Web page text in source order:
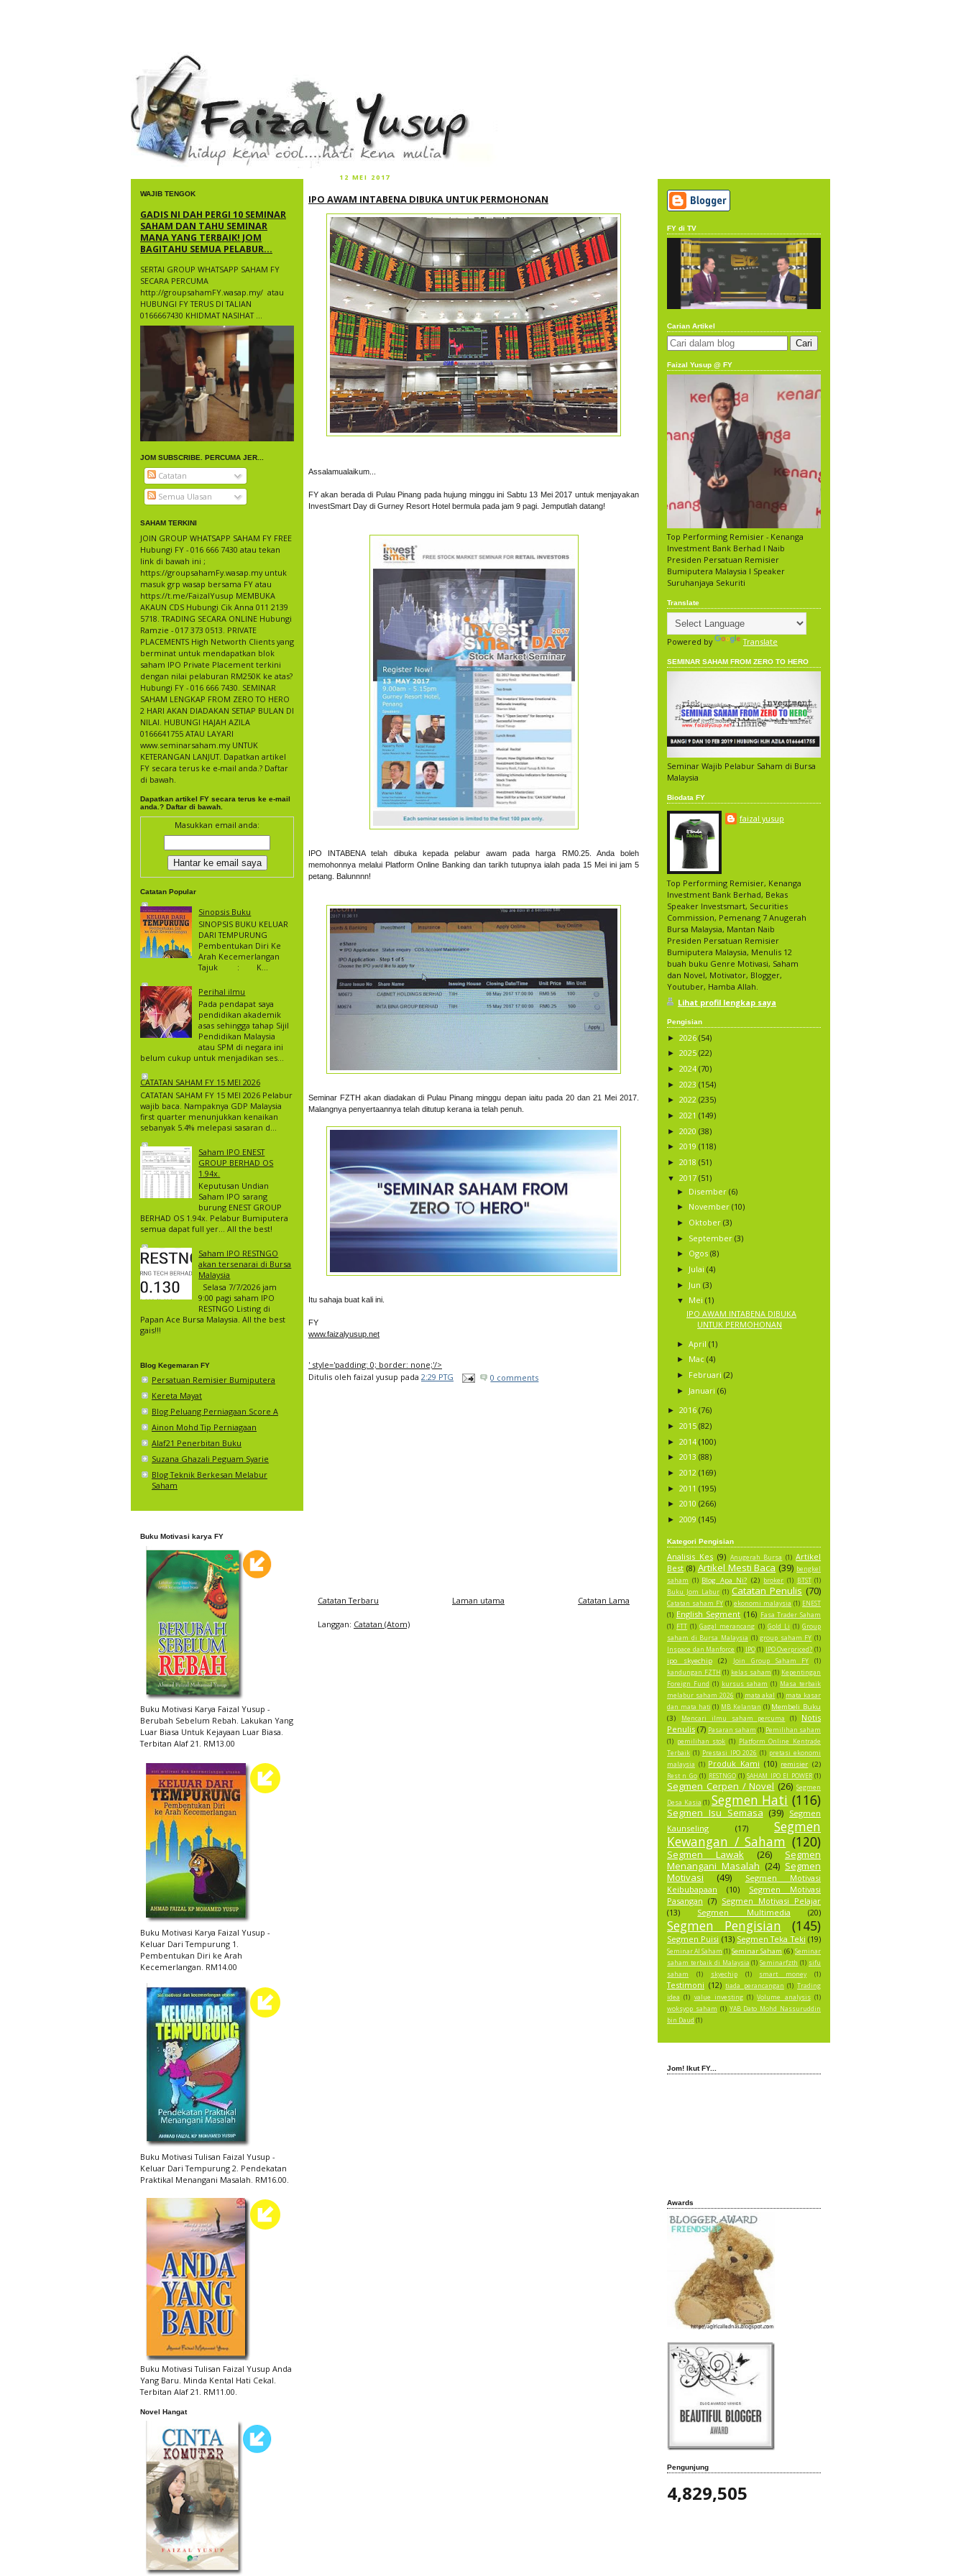
faizal yusup
WAJIB TENGOK
GADIS NI DAH PERGI 10 SEMINAR
SAHAM DAN TAHU SEMINAR
MANA YANG TERBAIK! JOM
BAGITAHU SEMUA PELABUR...
SERTAI GROUP WHATSAPP SAHAM FY
SECARA PERCUMA
http://groupsahamFY.wasap.my/ ​ atau
HUBUNGI FY TERUS DI TALIAN
0166667430 KHIDMAT NASIHAT ...
JOM SUBSCRIBE. PERCUMA JER...
Catatan
Semua Ulasan
SAHAM TERKINI
JOIN GROUP WHATSAPP SAHAM FY FREE
Hubungi FY - 016 666 7430 atau tekan
link di bawah ini ;
https://groupsahamFy.wasap.my untuk
masuk grp wasap bersama FY atau
https://t.me/FaizalYusup MEMBUKA
AKAUN CDS Hubungi Cik Anna 011 2139
5718. TRADING SECARA ONLINE Hubungi
Ramzie - 017 373 0513. PRIVATE
PLACEMENTS High Networth Clients yang
berminat untuk mendapatkan blok
saham IPO Private Placement terkini
dengan nilai pelaburan RM250K ke atas?
Hubungi FY - 016 666 7430. SEMINAR
SAHAM LENGKAP FROM ZERO TO HERO
2 HARI AKAN DIADAKAN SETIAP BULAN DI
NILAI. HUBUNGI HAJAH AZILA
0166641755 ATAU LAYARI
www.seminarsaham.my UNTUK
KETERANGAN LANJUT. Dapatkan artikel
FY secara terus ke e-mail anda.? Daftar
di bawah.
Dapatkan artikel FY secara terus ke e-mail
anda.? Daftar di bawah.
Masukkan email anda:
Catatan Popular
Sinopsis Buku
SINOPSIS BUKU KELUAR
DARI TEMPURUNG
Pembentukan Diri Ke
Arah Kecemerlangan
Tajuk : K...
Perihal ilmu
Pada pendapat saya
pendidikan akademik
asas sehingga tahap Sijil
Pendidikan Malaysia
atau SPM di negara ini
belum cukup untuk menjadikan ses...
CATATAN SAHAM FY 15 MEI 2026
CATATAN SAHAM FY 15 MEI 2026 Pelabur
wajib baca. Nampaknya GDP Malaysia
first quarter menunjukkan kenaikan
sebanyak 5.4% melepasi sasaran d...
Saham IPO ENEST
GROUP BERHAD OS
1.94x.
Keputusan Undian
Saham IPO sarang
burung ENEST GROUP
BERHAD OS 1.94x. Pelabur Bumiputera
semua dapat full yer… All the best!
Saham IPO RESTNGO
akan tersenarai di Bursa
Malaysia
Selasa 7/7/2026 jam
9:00 pagi saham IPO
RESTNGO Listing di
Papan Ace Bursa Malaysia. All the best
gais!!!
Blog Kegemaran FY
Persatuan Remisier Bumiputera
Kereta Mayat
Blog Peluang Perniagaan Score A
Ainon Mohd Tip Perniagaan
Alaf21 Penerbitan Buku
Suzana Ghazali Peguam Syarie
Blog Teknik Berkesan Melabur
Saham
Buku Motivasi karya FY
Buku Motivasi Karya Faizal Yusup -
Berubah Sebelum Rebah. Lakukan Yang
Luar Biasa Untuk Kejayaan Luar Biasa.
Terbitan Alaf 21. RM13.00
Buku Motivasi Karya Faizal Yusup -
Keluar Dari Tempurung 1.
Pembentukan Diri ke Arah
Kecemerlangan. RM14.00
Buku Motivasi Tulisan Faizal Yusup -
Keluar Dari Tempurung 2. Pendekatan
Praktikal Menangani Masalah. RM16.00.
Buku Motivasi Tulisan Faizal Yusup Anda
Yang Baru. Minda Kental Hati Cekal.
Terbitan Alaf 21. RM11.00.
Novel Hangat
12 MEI 2017
IPO AWAM INTABENA DIBUKA UNTUK PERMOHONAN
Assalamualaikum...
FY akan berada di Pulau Pinang pada hujung minggu ini Sabtu 13 Mei 2017 untuk menjayakan
InvestSmart Day di Gurney Resort Hotel bermula pada jam 9 pagi. Jemputlah datang!
IPO INTABENA telah dibuka kepada pelabur awam pada harga RM0.25. Anda boleh
memohonnya melalui Platform Online Banking dan tarikh tutupnya ialah pada 15 Mei ini jam 5
petang. Balunnnn!
Seminar FZTH akan diadakan di Pulau Pinang minggu depan iaitu pada 20 dan 21 Mei 2017.
Malangnya penyertaannya telah ditutup kerana ia telah penuh.
Itu sahaja buat kali ini.
FY
www.faizalyusup.net
' style='padding: 0; border: none;'/>
Ditulis oleh faizal yusup pada 2:29 PTG 0 comments
Catatan Terbaru Catatan Lama
Laman utama
Langgan: Catatan (Atom)
FY di TV
Carian Artikel
Faizal Yusup @ FY
Top Performing Remisier - Kenanga
Investment Bank Berhad l Naib
Presiden Persatuan Remisier
Bumiputera Malaysia l Speaker
Suruhanjaya Sekuriti
Translate
Powered by Translate
SEMINAR SAHAM FROM ZERO TO HERO
Seminar Wajib Pelabur Saham di Bursa
Malaysia
Biodata FY
faizal yusup
Top Performing Remisier, Kenanga
Investment Bank Berhad, Bekas
Speaker Investsmart, Securities
Commission, Pemenang 7 Anugerah
Bursa Malaysia, Mantan Naib
Presiden Persatuan Remisier
Bumiputera Malaysia, Menulis 12
buah buku Genre Motivasi, Saham
dan Novel, Motivator, Blogger,
Youtuber, Hamba Allah.
Lihat profil lengkap saya
Pengisian
► 2026 (54)
► 2025 (22)
► 2024 (70)
► 2023 (154)
► 2022 (235)
► 2021 (149)
► 2020 (38)
► 2019 (118)
► 2018 (51)
▼ 2017 (51)
► Disember (6)
► November (10)
► Oktober (3)
► September (3)
► Ogos (8)
► Julai (4)
► Jun (3)
▼ Mei (1)
IPO AWAM INTABENA DIBUKA
UNTUK PERMOHONAN
► April (1)
► Mac (4)
► Februari (2)
► Januari (6)
► 2016 (76)
► 2015 (82)
► 2014 (100)
► 2013 (88)
► 2012 (169)
► 2011 (195)
► 2010 (266)
► 2009 (145)
Kategori Pengisian
Analisis Kes (9) Anugerah Bursa (1) Artikel
Best (8) Artikel Mesti Baca (39) bengkel
saham (1) Blog Apa Ni? (2) broker (1) BTST (1)
Buku Jom Labur (1) Catatan Penulis (70)
Catatan saham FY (1) ekonomi malaysia (1) ENEST
(1) English Segment (16) Fasa Trader Saham
(1) FTT (1) Gagal merancang (1) Gold Li (1) Group
saham di Bursa Malaysia (1) group saham FY (1)
Inspace dan Manforce (1) IPO (1) IPO Overpriced? (1)
ipo skyechip (2) Join Group Saham FY
(1)
kandungan FZTH (1) kelas saham (1) Kepentingan
Foreign Fund (1) kursus saham (1) Masa terbaik
melabur saham 2026 (1) mata akal (1) mata kasar
dan mata hati (1) MB Kelantan (1) Membeli Buku
(3)
Mencari ilmu saham percuma (1)
Notis
Penulis (7) Pasaran saham (1) Pemilihan saham
(1) pemilihan stok (1) Platform Online Kentrade
Terbaik (1) Prestasi IPO 2026 (1) pretasi ekonomi
malaysia (1) Produk Kami (10) remisier (2)
Rest n Go (1) RESTNGO (1) SAHAM IPO EI POWER (1)
Segmen Cerpen / Novel (26) Segmen
Desa Kasia (1) Segmen Hati (116)
Segmen Isu Semasa (39) Segmen
Kaunseling
(17)
Segmen
Kewangan / Saham (120)
Segmen Lawak (26)
Segmen
Menangani Masalah (24) Segmen
Motivasi
(49)
Segmen Motivasi
Keibubapaan
(10)
Segmen Motivasi
Pasangan (7) Segmen Motivasi Pelajar
(13)
Segmen Multimedia (20)
Segmen Pengisian (145)
Segmen Puisi (13) Segmen Teka Teki (19)
Seminar AI Saham (1)Seminar Saham (6) Seminar
saham terbaik di Malaysia (1) Seminarfzth (1) sifu
saham
(1) skyechip (1) smart money (1)
Testimoni (12) tiada perancangan (1) Trading
idea (1) value investing (1) Volume analysis (1)
woksyop saham (1) YAB Dato Mohd Nassuruddin
bin Daud (1)
Jom! Ikut FY...
Awards
Pengunjung
4,829,505